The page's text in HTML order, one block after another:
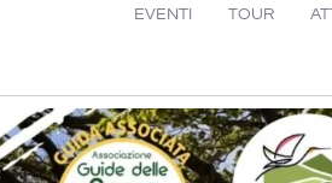
EVENTI TOUR